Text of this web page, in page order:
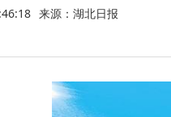
来源：湖北日报